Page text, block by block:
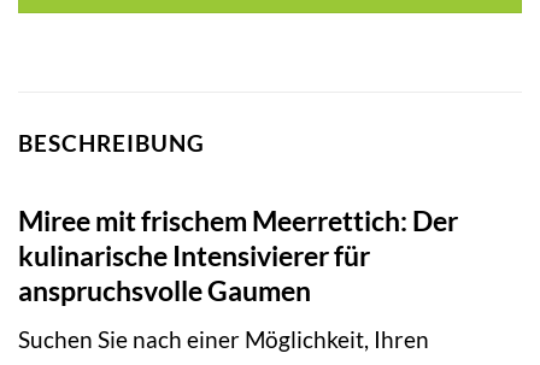
BESCHREIBUNG
Miree mit frischem Meerrettich: Der
kulinarische Intensivierer für
anspruchsvolle Gaumen
Suchen Sie nach einer Möglichkeit, Ihren